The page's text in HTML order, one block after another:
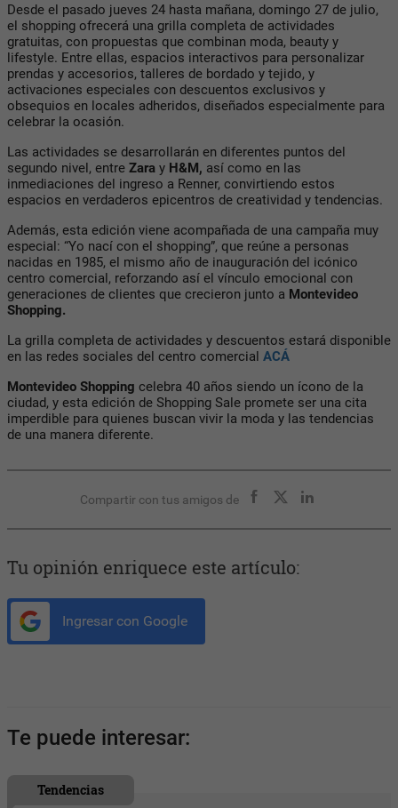
Desde el pasado jueves 24 hasta mañana, domingo 27 de julio,
el shopping ofrecerá una grilla completa de actividades
gratuitas, con propuestas que combinan moda, beauty y
lifestyle. Entre ellas, espacios interactivos para personalizar
prendas y accesorios, talleres de bordado y tejido, y
activaciones especiales con descuentos exclusivos y
obsequios en locales adheridos, diseñados especialmente para
celebrar la ocasión.
Las actividades se desarrollarán en diferentes puntos del
segundo nivel, entre Zara y H&M, así como en las
inmediaciones del ingreso a Renner, convirtiendo estos
espacios en verdaderos epicentros de creatividad y tendencias.
Además, esta edición viene acompañada de una campaña muy
especial: “Yo nací con el shopping”, que reúne a personas
nacidas en 1985, el mismo año de inauguración del icónico
centro comercial, reforzando así el vínculo emocional con
generaciones de clientes que crecieron junto a Montevideo
Shopping.
La grilla completa de actividades y descuentos estará disponible
en las redes sociales del centro comercial ACÁ
Montevideo Shopping celebra 40 años siendo un ícono de la
ciudad, y esta edición de Shopping Sale promete ser una cita
imperdible para quienes buscan vivir la moda y las tendencias
de una manera diferente.
Compartir con tus amigos de
Tu opinión enriquece este artículo:
Ingresar con Google
Te puede interesar:
Tendencias